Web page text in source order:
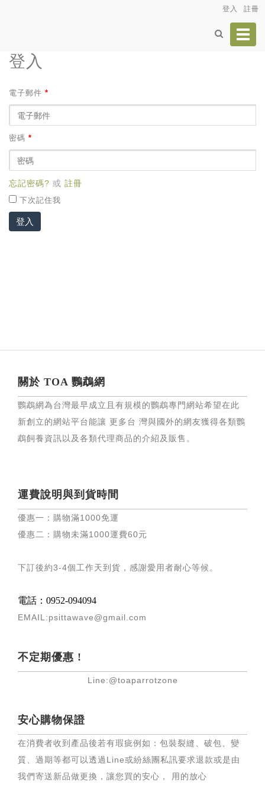
登入 註冊
登入
電子郵件 *
密碼 *
忘記密碼? 或 註冊
下次記住我
登入
關於 TOA 鸚鵡網
鸚鵡網為台灣最早成立且有規模的鸚鵡專門網站希望在此
新創立的網站平台能讓 更多台 灣與國外的網友獲得各類鸚
鵡飼養資訊以及各類代理商品的介紹及販售。
運費說明與到貨時間
優惠一：購物滿1000免運
優惠二：購物未滿1000運費60元
下訂後約3-4個工作天到貨，感謝愛用者耐心等候 。
電話：0952-094094
EMAIL:psittawave@gmail.com
不定期優惠 !
Line:@toaparrotzone
安心購物保證
在消費者收到產品後若有瑕疵例如：包裝裂縫、破包、變
質、過期等都可以透過Line或紛絲團私訊要求退款或是由
我們寄送新品做更換，讓您買的安心， 用的放心